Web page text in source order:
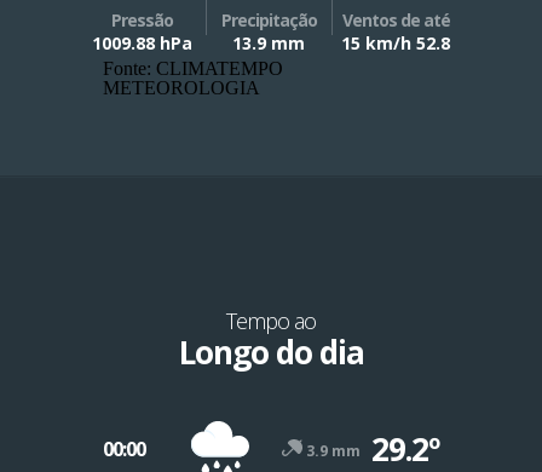
Pressão
1009.88 hPa
Precipitação
13.9 mm
Ventos de até
15 km/h 52.8
Fonte: CLIMATEMPO
METEOROLOGIA
Tempo ao
Longo do dia
00:00 3.9 mm 29.2º